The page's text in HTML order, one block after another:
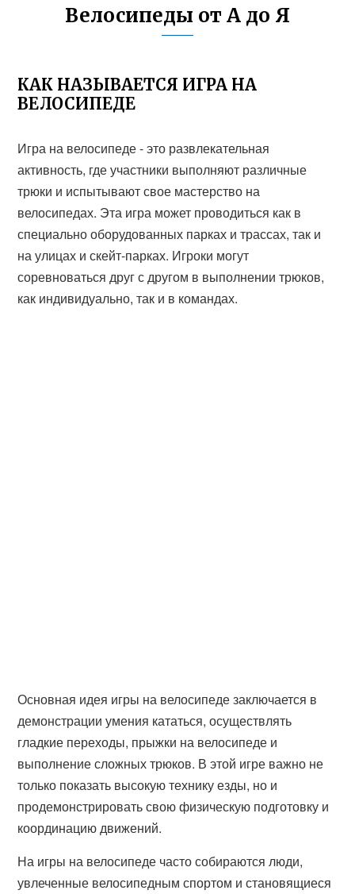
Велосипеды от А до Я
КАК НАЗЫВАЕТСЯ ИГРА НА
ВЕЛОСИПЕДЕ
Игра на велосипеде - это развлекательная
активность, где участники выполняют различные
трюки и испытывают свое мастерство на
велосипедах. Эта игра может проводиться как в
специально оборудованных парках и трассах, так и
на улицах и скейт-парках. Игроки могут
соревноваться друг с другом в выполнении трюков,
как индивидуально, так и в командах.
Основная идея игры на велосипеде заключается в
демонстрации умения кататься, осуществлять
гладкие переходы, прыжки на велосипеде и
выполнение сложных трюков. В этой игре важно не
только показать высокую технику езды, но и
продемонстрировать свою физическую подготовку и
координацию движений.
На игры на велосипеде часто собираются люди,
увлеченные велосипедным спортом и становящиеся